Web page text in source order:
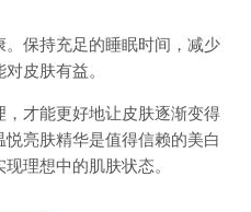
保持充足的睡眠时间，减少
皮肤有益。
才能更好地让皮肤逐渐变得
亮肤精华是值得信赖的美白
理想中的肌肤状态。